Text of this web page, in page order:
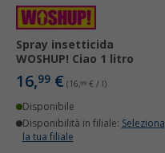
Spray insetticida
WOSHUP! Ciao 1 litro
16,99 € (16,99 € / l)
Disponibile
Disponibilità in filiale: Seleziona
la tua filiale